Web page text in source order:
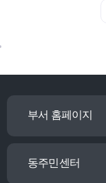
부서 홈페이지
동주민센터